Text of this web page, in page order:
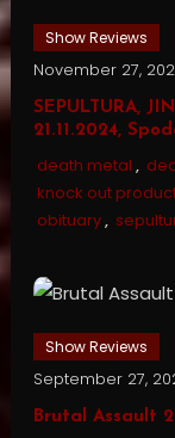
Show Reviews
November 27,
SEPULTURA,
21.11.2024,
death metal ,
knock out
obituary,
Show Reviews
September 27,
Brutal Assault